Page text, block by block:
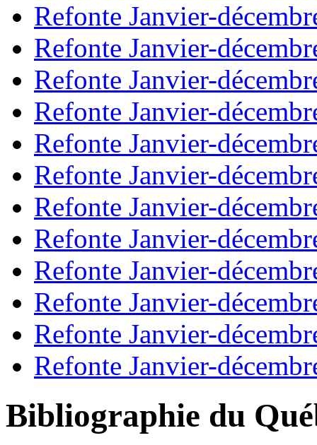
Refonte Janvier-
Refonte Janvier-
Refonte Janvier-
Refonte Janvier-
Refonte Janvier-
Refonte Janvier-
Refonte Janvier-
Refonte Janvier-
Refonte Janvier-
Refonte Janvier-
Refonte Janvier-
Refonte Janvier-
Bibliographie du